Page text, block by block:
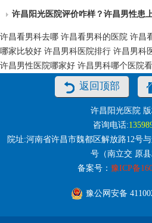
许昌阳光医院评价咋样？许昌男性患
许昌看男科去哪 许昌看男科的医院 许昌
哪家比较好 许昌男科医院排行 许昌男科
许昌男性医院哪家好 许昌男科哪个医院
返回顶部
许昌阳光医院
咨询电话:
院址:河南省许昌市魏都区解放路12号
号（南立交 原县
备案号： 豫ICP备
豫公网安备